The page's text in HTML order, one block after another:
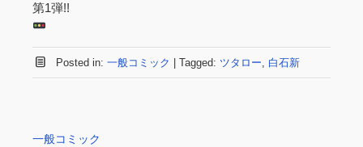
第1弾!!
Posted in: 一般コミック Tagged: ツタロー, 白石新
一般コミック